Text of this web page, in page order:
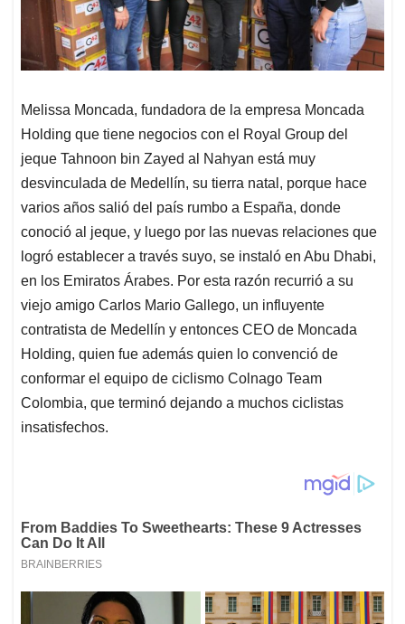
Melissa Moncada, fundadora de la empresa Moncada
Holding que tiene negocios con el Royal Group del
jeque Tahnoon bin Zayed al Nahyan está muy
desvinculada de Medellín, su tierra natal, porque hace
varios años salió del país rumbo a España, donde
conoció al jeque, y luego por las nuevas relaciones que
logró establecer a través suyo, se instaló en Abu Dhabi,
en los Emiratos Árabes. Por esta razón recurrió a su
viejo amigo Carlos Mario Gallego, un influyente
contratista de Medellín y entonces CEO de Moncada
Holding, quien fue además quien lo convenció de
conformar el equipo de ciclismo Colnago Team
Colombia, que terminó dejando a muchos ciclistas
insatisfechos.